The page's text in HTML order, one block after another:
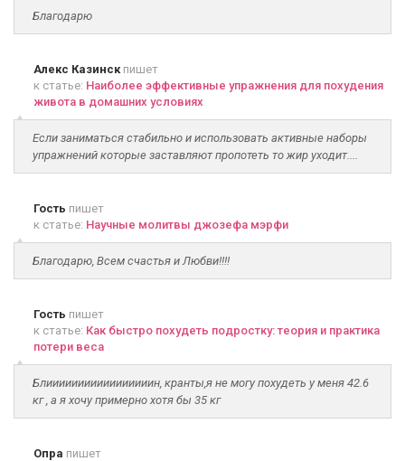
Благодарю
Алекс Казинскпишет
к статье: Наиболее эффективные упражнения для похудения
живота в домашних условиях
Если заниматься стабильно и использовать активные наборы
упражнений которые заставляют пропотеть то жир уходит....
Гость пишет
к статье: Научные молитвы джозефа мэрфи
Благодарю, Всем счастья и Любви!!!!
Гость пишет
к статье: Как быстро похудеть подростку: теория и практика
потери веса
Блииииииииииииииииин, кранты,я не могу похудеть у меня 42.6
кг , а я хочу примерно хотя бы 35 кг
Опра пишет